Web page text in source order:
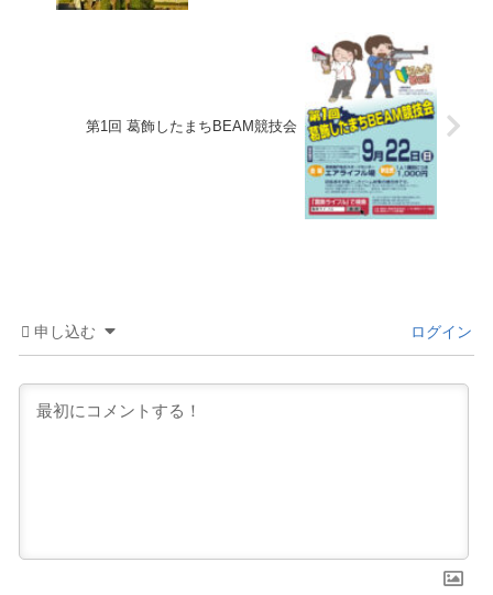
第1回 葛飾したまちBEAM競技会
申し込む ログイン